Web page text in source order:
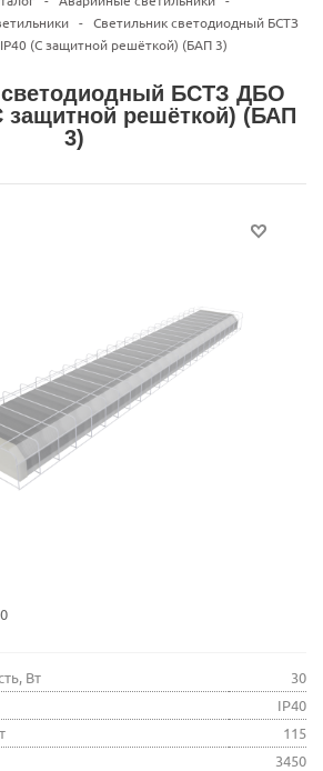
- Светильник светодиодный БСТЗ
(С защитной решёткой) (БАП 3)
светодиодный БСТЗ ДБО
защитной решёткой) (БАП
3)
Вт
30
IP40
115
3450